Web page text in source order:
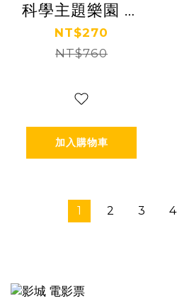
科學主題樂園 暑
假票
NT$270
NT$760
加入購物車
1 2 3 4